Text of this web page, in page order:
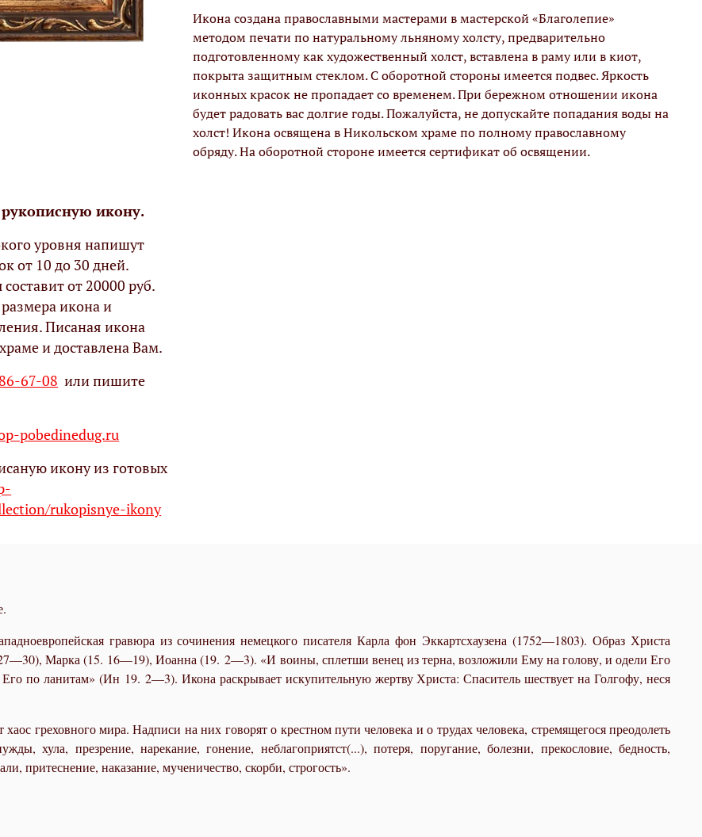
Икона создана православными мастерами в мастерской «Благолепие»
методом печати по натуральному льняному холсту, предварительно
подготовленному как художественный холст, вставлена в раму или в киот,
покрыта защитным стеклом. С оборотной стороны имеется подвес. Яркость
иконных красок не пропадает со временем. При бережном отношении икона
будет радовать вас долгие годы. Пожалуйста, не допускайте попадания воды на
холст! Икона освящена в Никольском храме по полному православному
обряду. На оборотной стороне имеется сертификат об освящении.
икону.
уровня напишут
от 10 до 30 дней.
от 20000 руб.
икона и
Писаная икона
и доставлена Вам.
67-08 или пишите
pobedinedug.ru
икону из готовых
rukopisnye-ikony
гравюра из сочинения немецкого писателя Карла фон Эккартсхаузена (1752—1803). Образ Христа
Марка (15. 16—19), Иоанна (19. 2—3). «И воины, сплетши венец из терна, возложили Ему на голову, и одели Его
по ланитам» (Ин 19. 2—3). Икона раскрывает искупительную жертву Христа: Спаситель шествует на Голгофу, неся
греховного мира. Надписи на них говорят о крестном пути человека и о трудах человека, стремящегося преодолеть
хула, презрение, нарекание, гонение, неблагоприятст(...), потеря, поругание, болезни, прекословие, бедность,
притеснение, наказание, мученичество, скорби, строгость».